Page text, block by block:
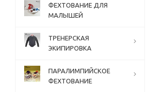
ФЕХТОВАНИЕ ДЛЯ
МАЛЫШЕЙ
ТРЕНЕРСКАЯ
ЭКИПИРОВКА
ПАРАЛИМПИЙСКОЕ
ФЕХТОВАНИЕ